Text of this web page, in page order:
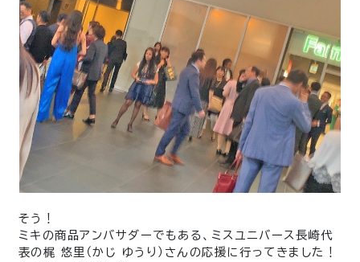
そう！
ミキの商品アンバサダーでもある、 ミスユニバース長崎代
表の梶 悠里（かじ ゆうり）さんの応援に行ってきました！